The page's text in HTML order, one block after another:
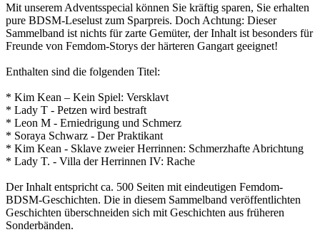
Mit unserem Adventsspecial können Sie kräftig sparen, Sie erhalten
pure BDSM-Leselust zum Sparpreis. Doch Achtung: Dieser
Sammelband ist nichts für zarte Gemüter, der Inhalt ist besonders für
Freunde von Femdom-Storys der härteren Gangart geeignet!
Enthalten sind die folgenden Titel:
* Kim Kean – Kein Spiel: Versklavt
* Lady T - Petzen wird bestraft
* Leon M - Erniedrigung und Schmerz
* Soraya Schwarz - Der Praktikant
* Kim Kean - Sklave zweier Herrinnen: Schmerzhafte Abrichtung
* Lady T. - Villa der Herrinnen IV: Rache
Der Inhalt entspricht ca. 500 Seiten mit eindeutigen Femdom-
BDSM-Geschichten. Die in diesem Sammelband veröffentlichten
Geschichten überschneiden sich mit Geschichten aus früheren
Sonderbänden.